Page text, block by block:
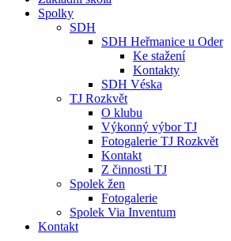
Spolky
SDH
SDH Heřmanice u Oder
Ke stažení
Kontakty
SDH Véska
TJ Rozkvět
O klubu
Výkonný výbor TJ
Fotogalerie TJ Rozkvět
Kontakt
Z činnosti TJ
Spolek žen
Fotogalerie
Spolek Via Inventum
Kontakt